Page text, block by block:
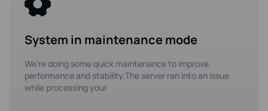
System in maintenance mode
We’re doing some quick maintenance to improve
performance and stability.The server ran into an issue
while processing your